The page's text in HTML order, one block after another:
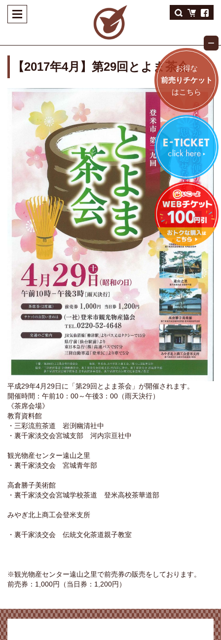
【2017年4月】第29回とよま茶会
平成29年4月29日に「第29回とよま茶会」が開催されます。
開催時間：午前10：00～午後3：00（雨天決行）
《茶席会場》
教育資料館
・三彩流煎茶道 岩渕幽清社中
・裏千家淡交会宮城支部 河内宗亘社中
観光物産センター遠山之里
・裏千家淡交会 宮城青年部
高倉勝子美術館
・裏千家淡交会宮城学校茶道 登米高校茶華道部
みやぎ北上商工会登米支所
・裏千家淡交会 伝統文化茶道親子教室
※観光物産センター遠山之里で前売券の販売をしております。
前売券：1,000円（当日券：1,200円）
お得な
前売りチケット
はこちら